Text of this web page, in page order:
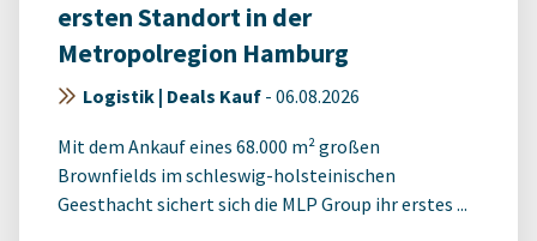
ersten Standort in der
Metropolregion Hamburg
Logistik | Deals Kauf - 06.08.2026
Mit dem Ankauf eines 68.000 m² großen
Brownfields im schleswig-holsteinischen
Geesthacht sichert sich die MLP Group ihr erstes ...